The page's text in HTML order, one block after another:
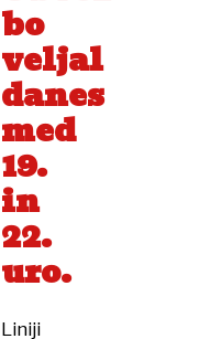
bo
veljal
danes
med
19.
in
22.
uro.
Liniji